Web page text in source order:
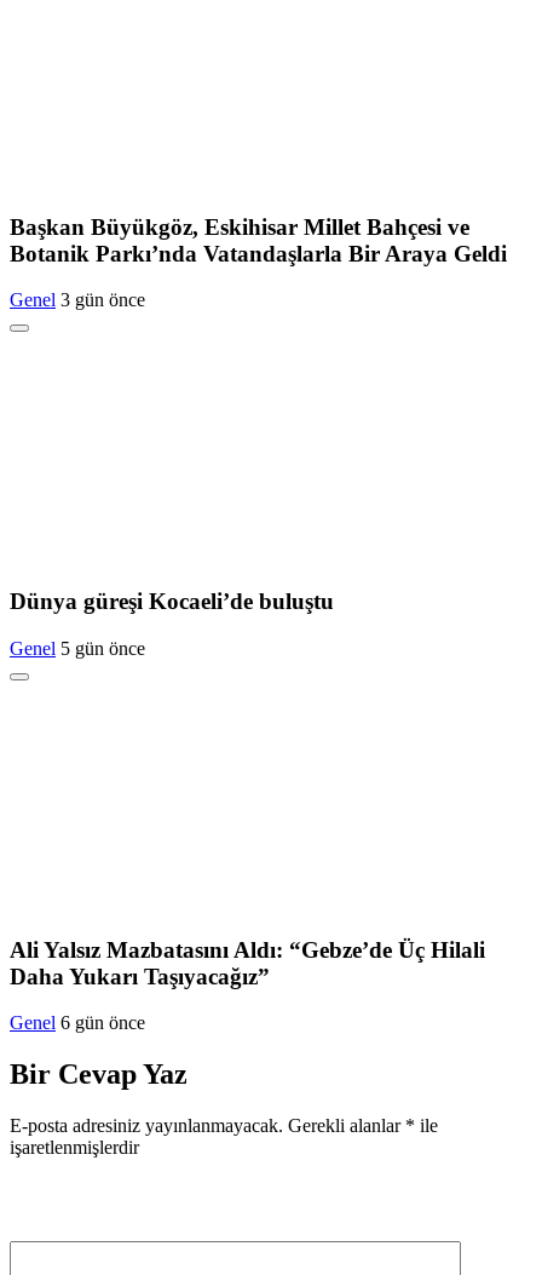
Başkan Büyükgöz, Eskihisar Millet Bahçesi ve
Botanik Parkı’nda Vatandaşlarla Bir Araya Geldi
Genel 3 gün önce
Dünya güreşi Kocaeli’de buluştu
Genel 5 gün önce
Ali Yalsız Mazbatasını Aldı: “Gebze’de Üç Hilali
Daha Yukarı Taşıyacağız”
Genel 6 gün önce
Bir Cevap Yaz
E-posta adresiniz yayınlanmayacak. Gerekli alanlar * ile
işaretlenmişlerdir